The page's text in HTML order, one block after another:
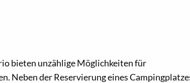
bieten unzählige Möglichkeiten für
Neben der Reservierung eines